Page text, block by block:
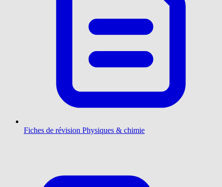
Fiches de révision Physiques & chimie